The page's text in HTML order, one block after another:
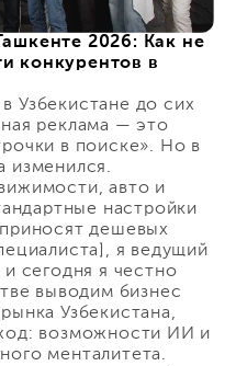
2026: Как не
конкурентов в
Узбекистане до сих
реклама — это
в поиске». Но в
изменился.
авто и
настройки
дешевых
я ведущий
сегодня я честно
выводим бизнес
Узбекистана,
возможности ИИ и
менталитета.